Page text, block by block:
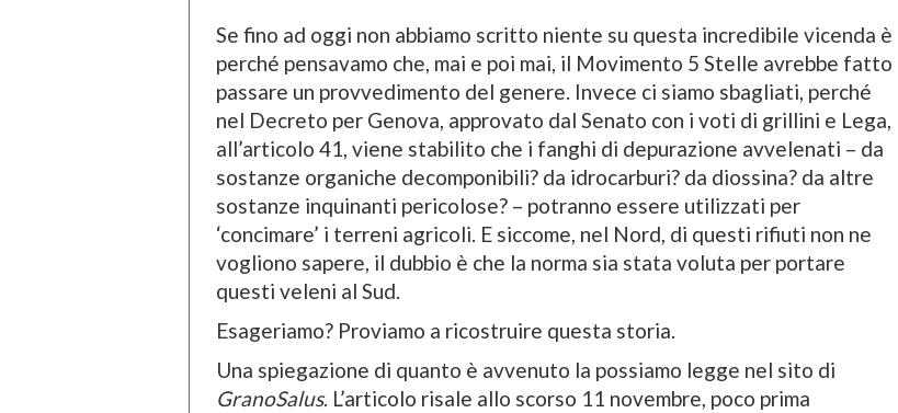
Se fino ad oggi non abbiamo scritto niente su questa incredibile vicenda è
perché pensavamo che, mai e poi mai, il Movimento 5 Stelle avrebbe fatto
passare un provvedimento del genere. Invece ci siamo sbagliati, perché
nel Decreto per Genova, approvato dal Senato con i voti di grillini e Lega,
all’articolo 41, viene stabilito che i fanghi di depurazione avvelenati – da
sostanze organiche decomponibili? da idrocarburi? da diossina? da altre
sostanze inquinanti pericolose? – potranno essere utilizzati per
‘concimare’ i terreni agricoli. E siccome, nel Nord, di questi rifiuti non ne
vogliono sapere, il dubbio è che la norma sia stata voluta per portare
questi veleni al Sud.
Esageriamo? Proviamo a ricostruire questa storia.
Una spiegazione di quanto è avvenuto la possiamo legge nel sito di
GranoSalus. L’articolo risale allo scorso 11 novembre, poco prima